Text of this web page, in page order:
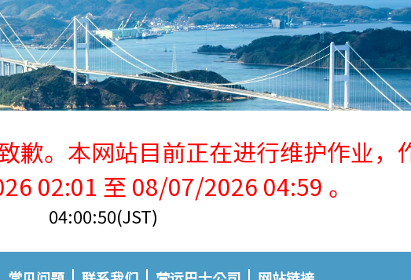
歉。本网站目前正在进行维护作业，
02:01 至 08/07/2026 04:59 。
04:00:50(JST)